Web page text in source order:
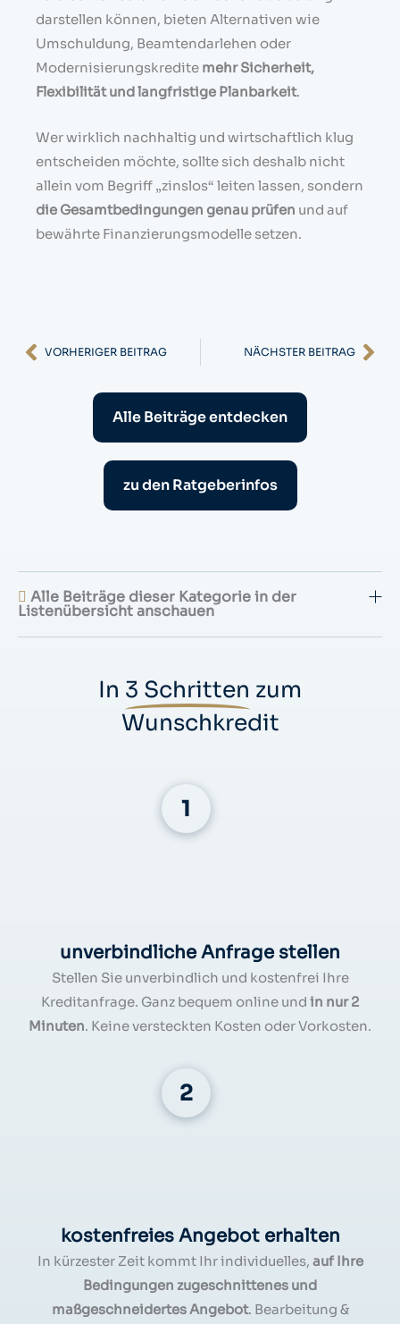
darstellen können, bieten Alternativen wie
Umschuldung, Beamtendarlehen oder
Modernisierungskredite mehr Sicherheit,
Flexibilität und langfristige Planbarkeit.
Wer wirklich nachhaltig und wirtschaftlich klug
entscheiden möchte, sollte sich deshalb nicht
allein vom Begriff „zinslos“ leiten lassen, sondern
die Gesamtbedingungen genau prüfen und auf
bewährte Finanzierungsmodelle setzen.
Zurück
VORHERIGER BEITRAG NÄCHSTER BEITRAG
Alle Beiträge entdecken
zu den Ratgeberinfos
Alle Beiträge dieser Kategorie in der
Listenübersicht anschauen
In 3 Schritten zum
Wunschkredit
unverbindliche Anfrage stellen
Stellen Sie unverbindlich und kostenfrei Ihre
Kreditanfrage. Ganz bequem online und in nur 2
Minuten. Keine versteckten Kosten oder Vorkosten.
kostenfreies Angebot erhalten
In kürzester Zeit kommt Ihr individuelles, auf Ihre
Bedingungen zugeschnittenes und
maßgeschneidertes Angebot. Bearbeitung &